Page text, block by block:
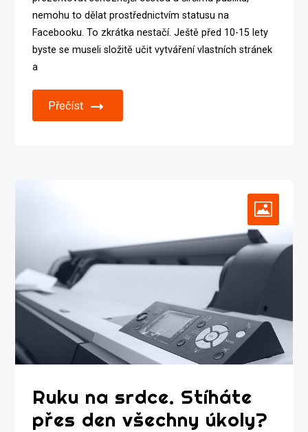
nemohu to dělat prostřednictvím statusu na
Facebooku. To zkrátka nestačí. Ještě před 10-15 lety
byste se museli složitě učit vytváření vlastních stránek
a
Přečíst
Ruku na srdce. Stíháte
přes den všechny úkoly?